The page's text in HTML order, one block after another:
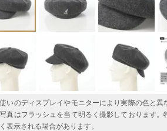
いのディスプレイやモニターにより実際の色と異
真はフラッシュを当て明るく撮影しております
表示される場合があります。